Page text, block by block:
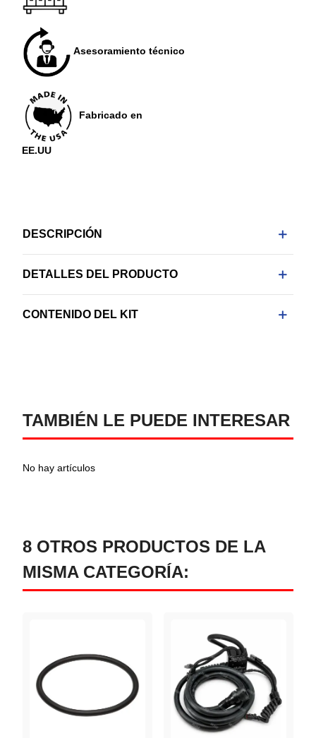
Asesoramiento técnico
Fabricado en
EE.UU
DESCRIPCIÓN
DETALLES DEL PRODUCTO
CONTENIDO DEL KIT
TAMBIÉN LE PUEDE INTERESAR
No hay artículos
8 OTROS PRODUCTOS DE LA
MISMA CATEGORÍA: